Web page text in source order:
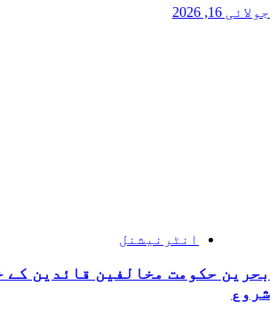
جولائی 16, 2026
انٹرنیشنل
بحرین حکومت مخالفین قائدین کے
شروع